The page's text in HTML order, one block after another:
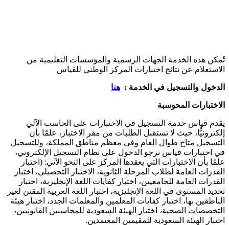
تُمكن هذه الخدمة الجهات الرسمية والمؤسسات التعليمية من
الاستعلام عن نتائج اختبارات المركز الوطني للقياس
الدخول والتسجيل في الخدمة : هنا
الاختبارات المحوسبة
يقدم قياس خدمة التسجيل في الاختبارات على الحاسب الآلي
إلكترونيًّا، حيث لا تستقبل الطلبات من مقر الاختبار، علمًا بأن
التسجيل متاح طوال العام وفي معظم مناطق المملكة، وللتسجيل
في اختبارات قياس نرجو الدخول على نظام التسجيل الإلكتروني،
علمًا بأن الاختبارات التي يعقدها المركز على النحو الآتي: (اختبار
القدرات العامة لطلاب المرحلة الثانوية، الاختبار التحصيلي، اختبار
القدرات العامة للجامعيين، اختبار كفايات اللغة الإنجليزية، اختبار
تحديد المستوى في اللغة الإنجليزية، اختبار اللغة العربية المقنن لغير
الناطقين بها، اختبار كفايات المعلمين والمعلمات الجدد، اختبار هيئة
التخصصات الصحية، اختبار الهيئة السعودية للمحاسبين القانونيين،
اختبار الهيئة السعودية للمقيمين المعتمدين.